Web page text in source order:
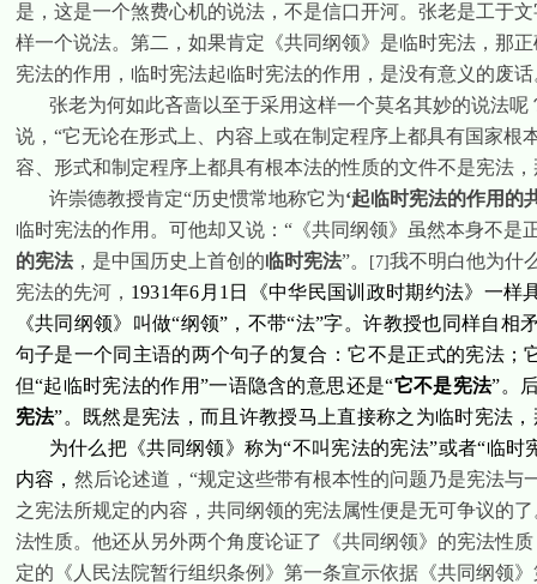
是，这是一个煞费心机的说法，不是信口开河。张老是工于
样一个说法。第二，如果肯定《共同纲领》是临时宪法，那
宪法的作用，临时宪法起临时宪法的作用，是没有意义的废话
张老为何如此吝啬以至于采用这样一个莫名其妙的说法
说，“它无论在形式上、内容上或在制定程序上都具有国家
容、形式和制定程序上都具有根本法的性质的文件不是宪法
许崇德教授肯定“历史惯常地称它为‘起临时宪法的作用的
临时宪法的作用。可他却又说：“《共同纲领》虽然本身不
的宪法，是中国历史上首创的临时宪法”。 [7]我不明白他为什
宪法的先河， 1931年6 月 1 日《中华民国训政时期约法》一样
《共同纲领》叫做“纲领”，不带“法”字。许教授也同样自相
句子是一个同主语的两个句子的复合：它不是正式的宪法；
但“起临时宪法的作用”一语隐含的意思还是“它不是宪法”。
宪法”。既然是宪法，而且 许教授马上直接称之为临时宪法
为什么把《共同纲领》称为“不叫宪法的宪法”或者“临时
内容， 然后论述道，“规定这些带有根本性的问题乃是宪法
之宪法所规定的内容，共同纲领的宪法属性便是无可争议的了
法性质。他还从另外两个角度论证了《共同纲领》的宪法性
定的《人民法院暂行组织条例》第一条宣示依据《共同纲领